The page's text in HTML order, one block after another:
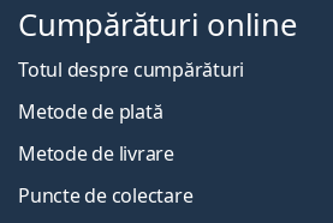
Cumpărături online
Totul despre cumpărături
Metode de plată
Metode de livrare
Puncte de colectare